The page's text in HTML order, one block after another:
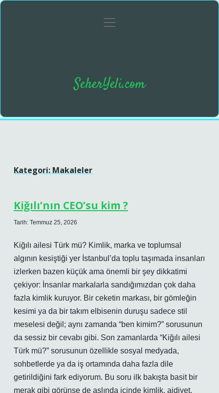
Gizlilik Politikası
menüyü
SeherYeli.com
Kategori: Makaleler
Kiğılı’nın CEO’su kim ?
Tarih: Temmuz 25, 2026
Kiğılı ailesi Türk mü? Kimlik, marka ve toplumsal
algının kesiştiği yer İstanbul’da toplu taşımada insanları
izlerken bazen küçük ama önemli bir şey dikkatimi
çekiyor: İnsanlar markalarla sandığımızdan çok daha
fazla kimlik kuruyor. Bir ceketin markası, bir gömleğin
kesimi ya da bir takım elbisenin duruşu sadece stil
meselesi değil; aynı zamanda “ben kimim?” sorusunun
da sessiz bir cevabı gibi. Son zamanlarda “Kiğılı ailesi
Türk mü?” sorusunun özellikle sosyal medyada,
sohbetlerde ya da iş ortamında daha fazla dile
getirildiğini fark ediyorum. Bu soru ilk bakışta basit bir
merak gibi görünse de aslında içinde kimlik, aidiyet,